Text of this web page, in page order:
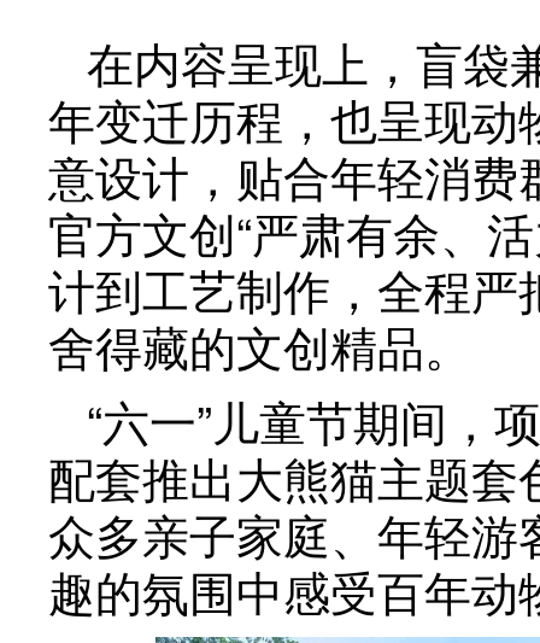
在内容呈现上，盲袋
年变迁历程，也呈现
意设计，贴合年轻消
官方文创“严肃有余、
计到工艺制作，全程
舍得藏的文创精品。
“六一”儿童节期间，
配套推出大熊猫主题
众多亲子家庭、年轻
趣的氛围中感受百年